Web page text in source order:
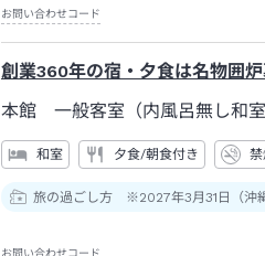
お問い合わせコード
創業360年の宿・夕食は名物囲
本館 一般客室（内風呂無し和
和室 夕食/朝食付き
旅の過ごし方 ※2027年3月31日（沖
お問い合わせコード